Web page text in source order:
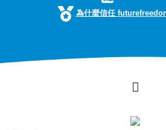
為什麼信任